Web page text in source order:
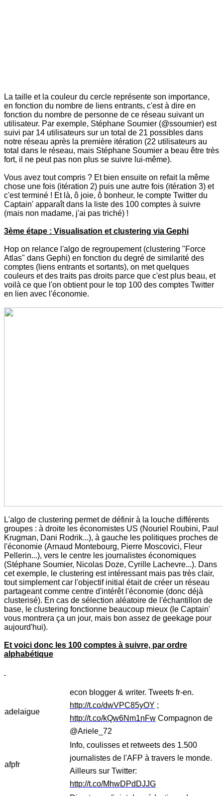
La taille et la couleur du cercle représente son importance,
en fonction du nombre de liens entrants, c'est à dire en
fonction du nombre de personne de ce réseau suivant un
utilisateur. Par exemple, Stéphane Soumier (@ssoumier) est
suivi par 14 utilisateurs sur un total de 21 possibles dans
notre réseau après la première itération (22 utilisateurs au
total dans le réseau, mais Stéphane Soumier a beau être très
fort, il ne peut pas non plus se suivre lui-même).
Vous avez tout compris ? Et bien ensuite on refait la même
chose une fois (itération 2) puis une autre fois (itération 3) et
c'est terminé ! Et là, ô joie, ô bonheur, le compte Twitter du
Captain' apparaît dans la liste des 100 comptes à suivre
(mais non madame, j'ai pas triché) !
3ème étape : Visualisation et clustering via Gephi
Hop on relance l'algo de regroupement (clustering "Force
Atlas" dans Gephi) en fonction du degré de similarité des
comptes (liens entrants et sortants), on met quelques
couleurs et des traits pas droits parce que c'est plus beau, et
voilà ce que l'on obtient pour le top 100 des comptes Twitter
en lien avec l'économie.
L'algo de clustering permet de définir à la louche différents
groupes : à droite les économistes US (Nouriel Roubini, Paul
Krugman, Dani Rodrik...), à gauche les politiques proches de
l'économie (Arnaud Montebourg, Pierre Moscovici, Fleur
Pellerin...), vers le centre les journalistes économiques
(Stéphane Soumier, Nicolas Doze, Cyrille Lachevre...). Dans
cet exemple, le clustering est intéressant mais pas très clair,
tout simplement car l'objectif initial était de créer un réseau
partageant comme centre d'intérêt l'économie (donc déjà
clusterisé). En cas de sélection aléatoire de l'échantillon de
base, le clustering fonctionne beaucoup mieux (le Captain'
vous montrera ça un jour, mais bon assez de geekage pour
aujourd'hui).
Et voici donc les 100 comptes à suivre, par ordre
alphabétique
adelaigue
econ blogger & writer. Tweets fr-en.
http://t.co/dwVPC85yOY ;
http://t.co/kQw6Nm1nFw Compagnon de
@Ariele_72
afpfr
Info, coulisses et retweets des 1.500
journalistes de l'AFP à travers le monde.
Ailleurs sur Twitter:
http://t.co/MhwDPdDJJG